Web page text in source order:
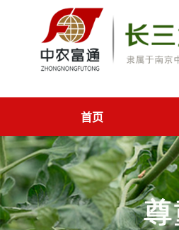
首页